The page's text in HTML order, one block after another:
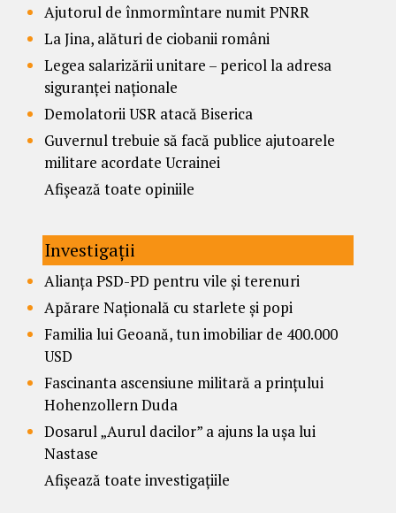
Ajutorul de înmormîntare numit PNRR
La Jina, alături de ciobanii români
Legea salarizării unitare – pericol la adresa
siguranței naționale
Demolatorii USR atacă Biserica
Guvernul trebuie să facă publice ajutoarele
militare acordate Ucrainei
Afișează toate opiniile
Investigații
Alianța PSD-PD pentru vile și terenuri
Apărare Națională cu starlete și popi
Familia lui Geoană, tun imobiliar de 400.000
USD
Fascinanta ascensiune militară a prințului
Hohenzollern Duda
Dosarul „Aurul dacilor” a ajuns la ușa lui
Nastase
Afișează toate investigațiile